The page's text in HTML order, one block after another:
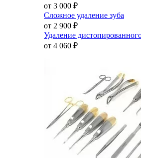
от 3 000 ₽
Сложное удаление зуба
от 2 900 ₽
Удаление
от 4 060 ₽